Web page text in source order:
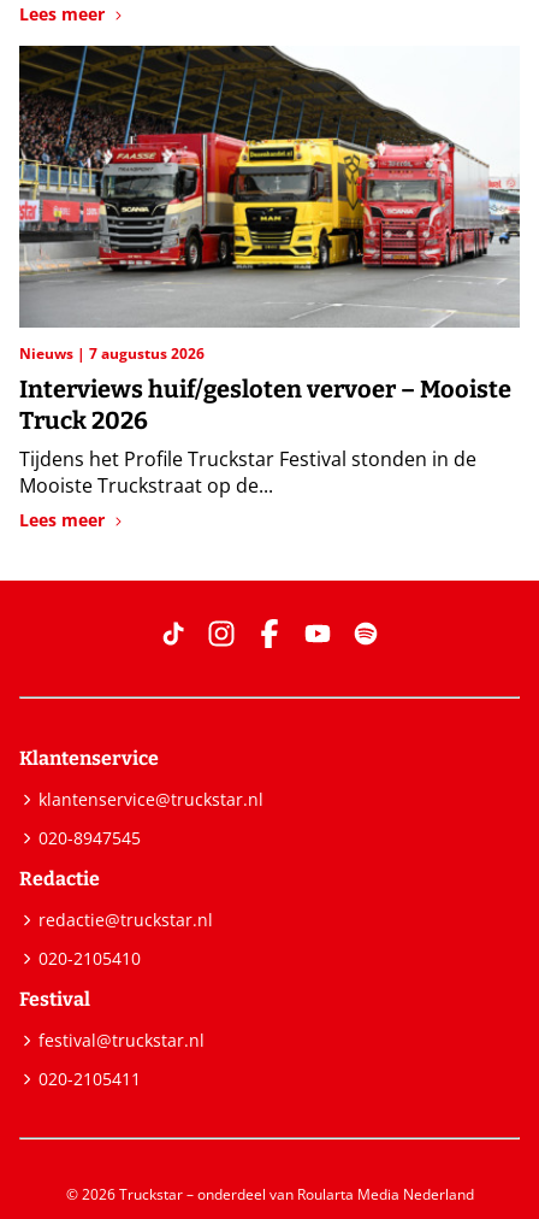
Lees meer
Nieuws 7 augustus 2026
Interviews huif/gesloten vervoer – Mooiste
Truck 2026
Tijdens het Profile Truckstar Festival stonden in de
Mooiste Truckstraat op de...
Lees meer
Klantenservice
klantenservice@truckstar.nl
020-8947545
Redactie
redactie@truckstar.nl
020-2105410
Festival
festival@truckstar.nl
020-2105411
© 2026 Truckstar – onderdeel van Roularta Media Nederland